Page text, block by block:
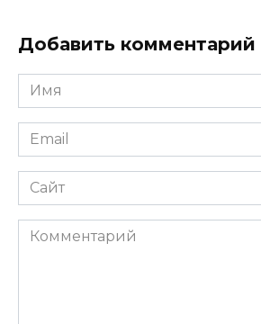
Добавить комментарий
Имя
*
Email
*
Сайт
Комментарий